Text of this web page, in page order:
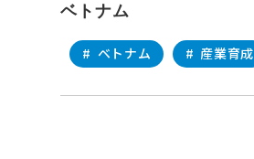
ベトナム
# ベトナム # 産業育成